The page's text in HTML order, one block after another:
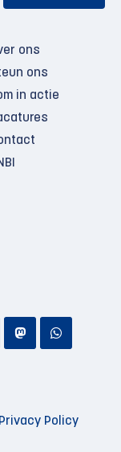
ons
ons
in actie
Privacy Policy